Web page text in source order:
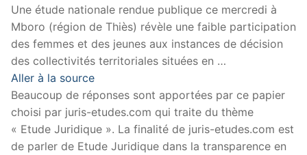
Une étude nationale rendue publique ce mercredi à
Mboro (région de Thiès) révèle une faible participation
des femmes et des jeunes aux instances de décision
des collectivités territoriales situées en …
Aller à la source
Beaucoup de réponses sont apportées par ce papier
choisi par juris-etudes.com qui traite du thème
« Etude Juridique ». La finalité de juris-etudes.com est
de parler de Etude Juridique dans la transparence en